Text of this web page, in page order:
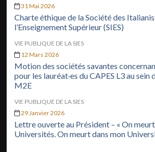
31 Mai 2026
Charte éthique de la Société des
l’Enseignement Supérieur (SIES)
VIE PUBLIQUE DE LA SIES
12 Mars 2026
Motion des sociétés savantes
pour les lauréat·es du CAPES L3 au sein
M2E
VIE PUBLIQUE DE LA SIES
29 Janvier 2026
Lettre ouverte au Président – « On
Universités. On meurt dans mon